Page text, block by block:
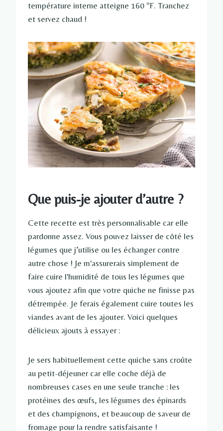
température interne atteigne 160 ºF. Tranchez
et servez chaud !
Que puis-je ajouter d’autre ?
Cette recette est très personnalisable car elle
pardonne assez. Vous pouvez laisser de côté les
légumes que j’utilise ou les échanger contre
autre chose ! Je m'assurerais simplement de
faire cuire l'humidité de tous les légumes que
vous ajoutez afin que votre quiche ne finisse pas
détrempée. Je ferais également cuire toutes les
viandes avant de les ajouter. Voici quelques
délicieux ajouts à essayer :
Je sers habituellement cette quiche sans croûte
au petit-déjeuner car elle coche déjà de
nombreuses cases en une seule tranche : les
protéines des œufs, les légumes des épinards
et des champignons, et beaucoup de saveur de
fromage pour la rendre satisfaisante !